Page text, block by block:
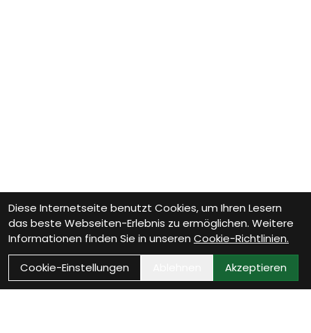
Diese Internetseite benutzt Cookies, um Ihren Lesern
das beste Webseiten-Erlebnis zu ermöglichen. Weitere
Informationen finden Sie in unseren Cookie-Richtlinien.
Cookie-Einstellungen
Akzeptieren